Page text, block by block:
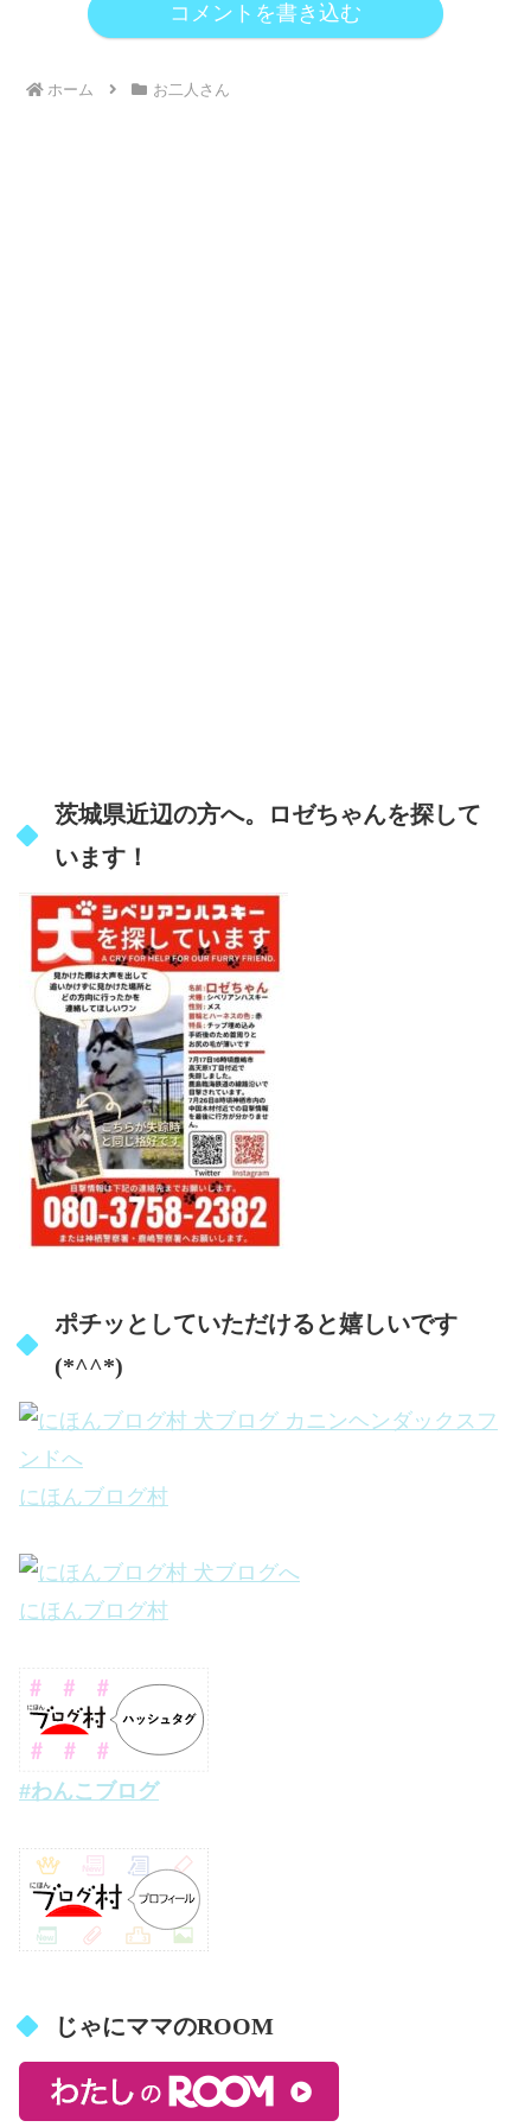
コメントを書き込む
ホーム お二人さん
茨城県近辺の方へ。ロゼちゃんを探して
います！
ポチッとしていただけると嬉しいです
(*^^*)
にほんブログ村
にほんブログ村
#わんこブログ
じゃにママのROOM